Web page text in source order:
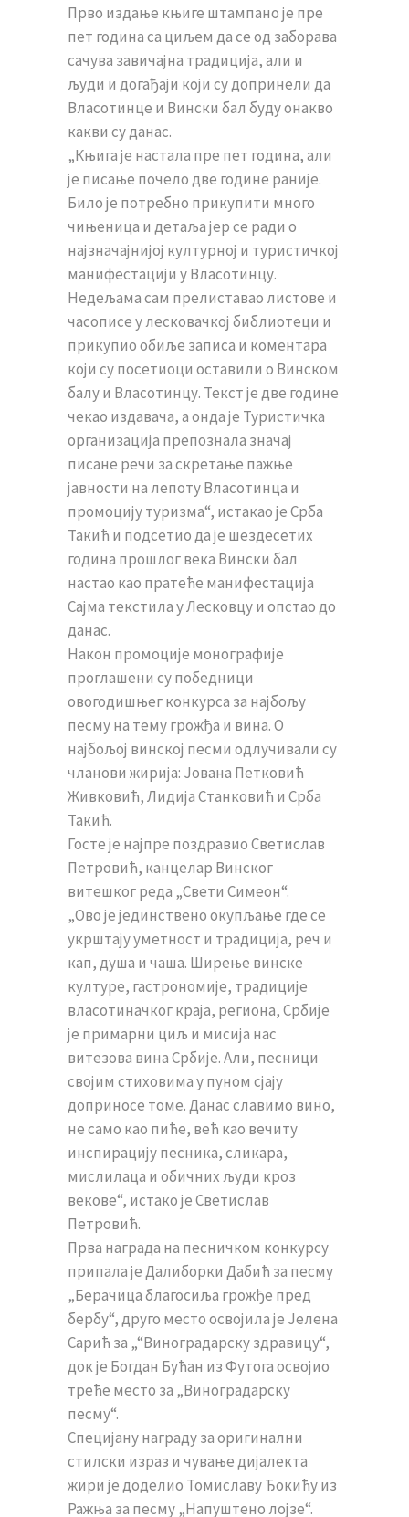
Прво издање књиге штампано је пре
пет година са циљем да се од заборава
сачува завичајна традиција, али и
људи и догађаји који су допринели да
Власотинце и Вински бал буду онакво
какви су данас.
„Књига је настала пре пет година, али
је писање почело две године раније.
Било је потребно прикупити много
чињеница и детаља јер се ради о
најзначајнијој културној и туристичкој
манифестацији у Власотинцу.
Недељама сам прелиставао листове и
часописе у лесковачкој библиотеци и
прикупио обиље записа и коментара
који су посетиоци оставили о Винском
балу и Власотинцу. Текст је две године
чекао издавача, а онда је Туристичка
организација препознала значај
писане речи за скретање пажње
јавности на лепоту Власотинца и
промоцију туризма“, истакао је Срба
Такић и подсетио да је шездесетих
година прошлог века Вински бал
настао као пратеће манифестација
Сајма текстила у Лесковцу и опстао до
данас.
Након промоције монографије
проглашени су победници
овогодишњег конкурса за најбољу
песму на тему грожђа и вина. О
најбољој винској песми одлучивали су
чланови жирија: Јована Петковић
Живковић, Лидија Станковић и Срба
Такић.
Госте је најпре поздравио Светислав
Петровић, канцелар Винског
витешког реда „Свети Симеон“.
„Ово је јединствено окупљање где се
укрштају уметност и традиција, реч и
кап, душа и чаша. Ширење винске
културе, гастрономије, традиције
власотиначког краја, региона, Србије
је примарни циљ и мисија нас
витезова вина Србије. Али, песници
својим стиховима у пуном сјају
доприносе томе. Данас славимо вино,
не само као пиће, већ као вечиту
инспирацију песника, сликара,
мислилаца и обичних људи кроз
векове“, истако је Светислав
Петровић.
Прва награда на песничком конкурсу
припала је Далиборки Дабић за песму
„Берачица благосиља грожђе пред
бербу“, друго место освојила је Јелена
Сарић за „“Виноградарску здравицу“,
док је Богдан Бућан из Футога освојио
треће место за „Виноградарску
песму“.
Специјану награду за оригинални
стилски израз и чување дијалекта
жири је доделио Томиславу Ђокићу из
Ражња за песму „Напуштено лојзе“.